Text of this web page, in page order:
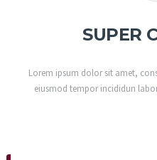
SUPER
Lorem ipsum dolor sit amet,
eiusmod tempor incididun